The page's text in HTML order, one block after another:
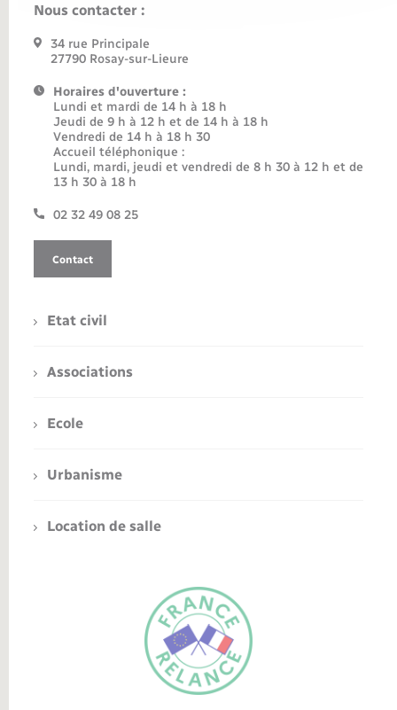
Nous contacter :
34 rue Principale
27790 Rosay-sur-Lieure
Horaires d'ouverture :
Lundi et mardi de 14 h à 18 h
Jeudi de 9 h à 12 h et de 14 h à 18 h
Vendredi de 14 h à 18 h 30
Accueil téléphonique :
Lundi, mardi, jeudi et vendredi de 8 h 30 à 12 h et de
13 h 30 à 18 h
02 32 49 08 25
Contact
Etat civil
Associations
Ecole
Urbanisme
Location de salle